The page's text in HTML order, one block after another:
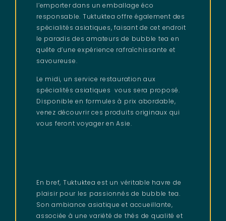
l’emporter dans un emballage éco
responsable. Tuktuktea offre également des
spécialités asiatiques, faisant de cet endroit
le paradis des amateurs de bubble tea en
quête d’une expérience rafraîchissante et
savoureuse.
Le midi, un service restauration aux
spécialités asiatiques vous sera proposé.
Disponible en formules à prix abordable,
venez découvrir ces produits originaux qui
vous feront voyager en Asie.
En bref, Tuktuktea est un véritable havre de
plaisir pour les passionnés de bubble tea.
Son ambiance asiatique et accueillante,
associée à une variété de thés de qualité et